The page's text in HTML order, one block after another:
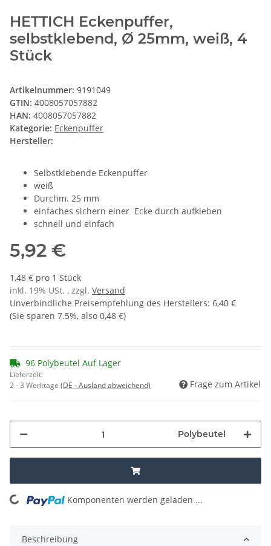
HETTICH Eckenpuffer,
selbstklebend, Ø 25mm, weiß, 4
Stück
Artikelnummer: 9191049
GTIN: 4008057057882
HAN: 4008057057882
Kategorie: Eckenpuffer
Hersteller:
Selbstklebende Eckenpuffer
weiß
Durchm. 25 mm
einfaches sichern einer Ecke durch aufkleben
schnell und einfach
5,92 €
1,48 € pro 1 Stück
inkl. 19% USt. , zzgl. Versand
Unverbindliche Preisempfehlung des Herstellers: 6,40 €
(Sie sparen 7.5%, also 0,48 €)
96 Polybeutel Auf Lager
Lieferzeit:
2 - 3 Werktage (DE - Ausland abweichend) Frage zum Artikel
Polybeutel
Loading... Komponenten werden geladen ...
Beschreibung